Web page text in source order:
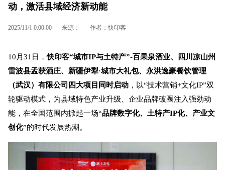
动，激活县域经济新动能
2025/11/1 0:00:00 来源： 作者：快印客
10月31日，快印客“城市IP与土特产”-百果泉酒业、四川凉山州
雷波县孟获酒庄、新疆伊犁·城市大礼包、永洪逸豪餐饮管理
（武汉）有限公司四大项目同时启动 ，以“技术营销+文化IP”双
轮驱动模式，为县域特色产业升级、企业品牌破圈注入强劲动
能，在全国范围内掀起一场“品牌数字化、土特产IP化、产业文
创化”的时代发展热潮。